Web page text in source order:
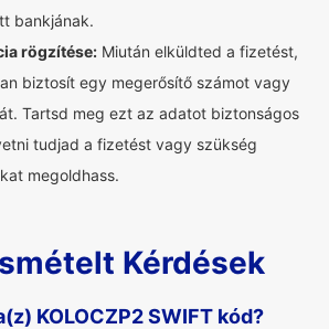
bankjának.
rögzítése: Miután elküldted a fizetést,
biztosít egy megerősítő számot vagy
Tartsd meg ezt az adatot biztonságos
tudjad a fizetést vagy szükség
megoldhass.
Kérdések
KOLOCZP2 SWIFT kód?